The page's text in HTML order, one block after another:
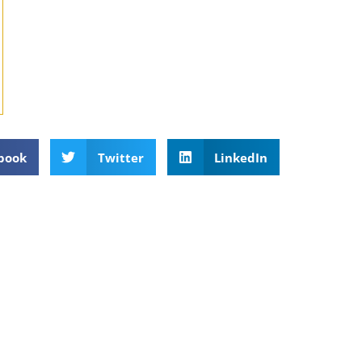
Twitter LinkedIn